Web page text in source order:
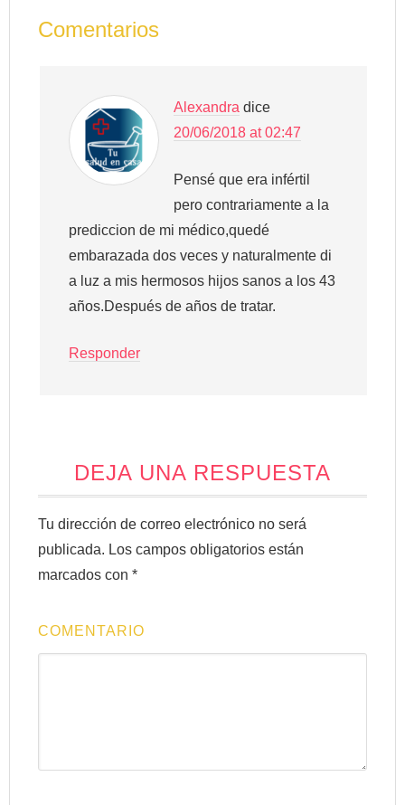
Comentarios
Alexandra dice
20/06/2018 at 02:47
Pensé que era infértil
pero contrariamente a la
prediccion de mi médico,quedé
embarazada dos veces y naturalmente di
a luz a mis hermosos hijos sanos a los 43
años.Después de años de tratar.
Responder
DEJA UNA RESPUESTA
Tu dirección de correo electrónico no será
publicada. Los campos obligatorios están
marcados con*
COMENTARIO